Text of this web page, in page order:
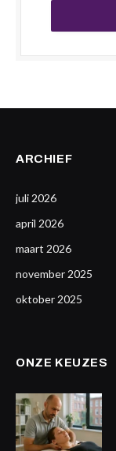
ARCHIEF
juli 2026
april 2026
maart 2026
november 2025
oktober 2025
ONZE KEUZES